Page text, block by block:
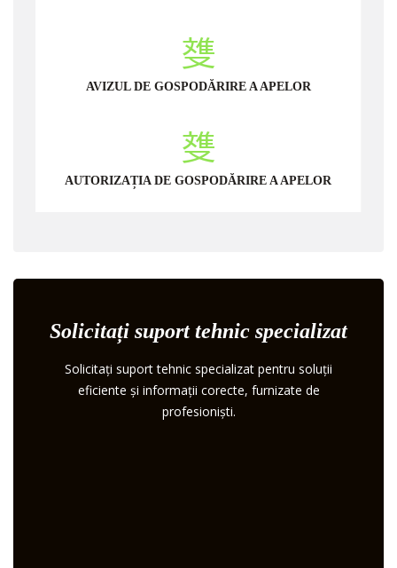
AVIZUL DE GOSPODĂRIRE A APELOR
AUTORIZAȚIA DE GOSPODĂRIRE A APELOR
Solicitați suport tehnic specializat
Solicitați suport tehnic specializat pentru soluții
eficiente și informații corecte, furnizate de
profesioniști.